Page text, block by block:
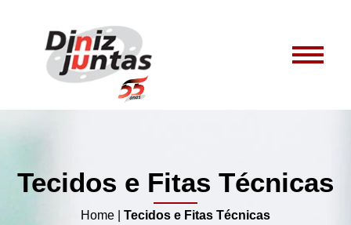
Tecidos e Fitas Técnicas
Home Tecidos e Fitas Técnicas